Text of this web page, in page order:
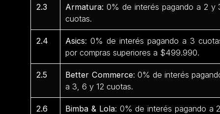
2.3 Armatura: 0% de interés pagando a 2 y
cuotas.
2.4 Asics: 0% de interés pagando a 3
por compras superiores a $499.990.
2.5 Better Commerce: 0% de interés
a 3, 6 y 12 cuotas.
2.6 Bimba & Lola: 0% de interés pagando a